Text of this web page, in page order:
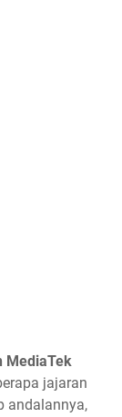
MediaTek
jajaran
andalannya,